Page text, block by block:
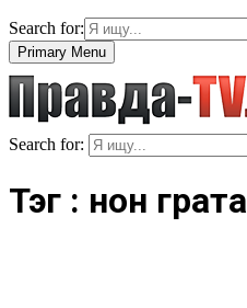
Search for:
Primary Menu
Search for:
Тэг : нон грата